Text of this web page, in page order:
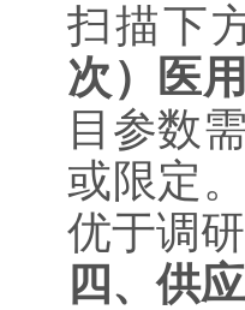
扫描下
次）医
目参数
或限定
优于调
四、供